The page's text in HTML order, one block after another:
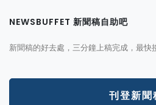
NEWSBUFFET 新聞稿自助吧
新聞稿的好去處，三分鐘上稿完成，最快
刊登新聞